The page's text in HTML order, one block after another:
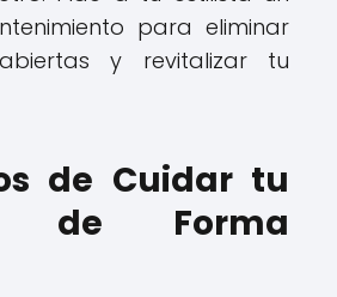
para eliminar
y revitalizar tu
de Cuidar tu
de Forma